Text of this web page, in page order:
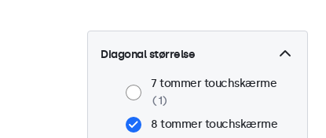
Diagonal størrelse
7 tommer touchskærme
1
8 tommer touchskærme